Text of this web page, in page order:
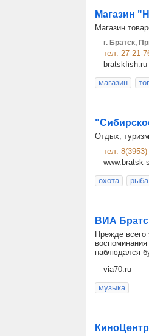
Магазин
Магазин
г. Братск,
тел: 27-21-
bratskfish.ru
магазин
Отдых,
тел:
www.bratsk-
охота
ВИА
Прежде
наблюдался
via70.ru
музыка